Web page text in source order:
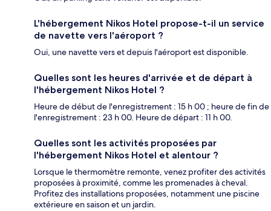
L'hébergement Nikos Hotel propose-t-il un service
de navette vers l'aéroport ?
Oui, une navette vers et depuis l'aéroport est disponible.
Quelles sont les heures d'arrivée et de départ à
l'hébergement Nikos Hotel ?
Heure de début de l'enregistrement : 15 h 00 ; heure de fin de
l'enregistrement : 23 h 00. Heure de départ : 11 h 00.
Quelles sont les activités proposées par
l'hébergement Nikos Hotel et alentour ?
Lorsque le thermomètre remonte, venez profiter des activités
proposées à proximité, comme les promenades à cheval.
Profitez des installations proposées, notamment une piscine
extérieure en saison et un jardin.